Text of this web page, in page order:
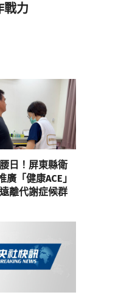
戰力
日！屏東縣衛
廣「健康ACE」
離代謝症候群